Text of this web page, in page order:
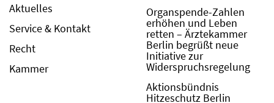
Aktuelles
Service & Kontakt
Recht
Kammer
Organspende-Zahlen
erhöhen und Leben
retten – Ärztekammer
Berlin begrüßt neue
Initiative zur
Widerspruchsregelung
Aktionsbündnis
Hitzeschutz Berlin